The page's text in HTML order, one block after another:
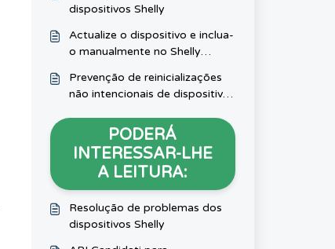
dispositivos Shelly
Actualize o dispositivo e inclua-
o manualmente no Shelly
Prevenção de reinicializações
não intencionais de dispositivos
PODERÁ
INTERESSAR-LHE
A LEITURA:
Resolução de problemas dos
dispositivos Shelly